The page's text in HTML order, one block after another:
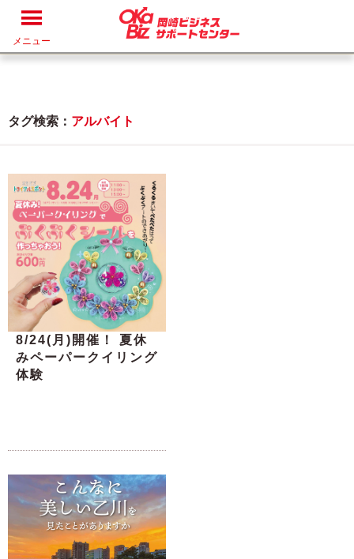
メニュー
タグ検索： アルバイト
8/24(月)開催！ 夏休
みペーパークイリング
体験